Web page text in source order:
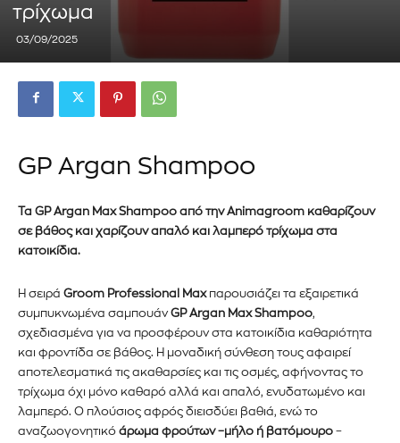
τρίχωμα
03/09/2025
GP Argan Shampoo
Τα GP Argan Max Shampoo από τηνAnimagroom καθαρίζουν
σε βάθος και χαρίζουν απαλό και λαμπερό τρίχωμα στα
κατοικίδια.
Η σειρά Groom Professional Maxπαρουσιάζει τα εξαιρετικά
συμπυκνωμένα σαμπουάνGP Argan Max Shampoo,
σχεδιασμένα για να προσφέρουν στα κατοικίδια καθαριότητα
και φροντίδα σε βάθος. Η μοναδική σύνθεση τους αφαιρεί
αποτελεσματικά τις ακαθαρσίες και τις οσμές, αφήνοντας το
τρίχωμα όχι μόνο καθαρό αλλά και απαλό, ενυδατωμένο και
λαμπερό. Ο πλούσιος αφρός διεισδύει βαθιά, ενώ το
αναζωογονητικό άρωμα φρούτων –μήλο ή βατόμουρο –